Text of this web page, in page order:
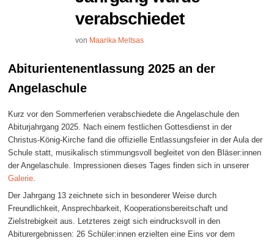
verabschiedet
von Maarika Meltsas
Abiturientenentlassung 2025 an der
Angelaschule
Kurz vor den Sommerferien verabschiedete die Angelaschule den
Abiturjahrgang 2025. Nach einem festlichen Gottesdienst in der
Christus-König-Kirche fand die offizielle Entlassungsfeier in der Aula der
Schule statt, musikalisch stimmungsvoll begleitet von den Bläser:innen
der Angelaschule. Impressionen dieses Tages finden sich in unserer
Galerie.
Der Jahrgang 13 zeichnete sich in besonderer Weise durch
Freundlichkeit, Ansprechbarkeit, Kooperationsbereitschaft und
Zielstrebigkeit aus. Letzteres zeigt sich eindrucksvoll in den
Abiturergebnissen: 26 Schüler:innen erzielten eine Eins vor dem